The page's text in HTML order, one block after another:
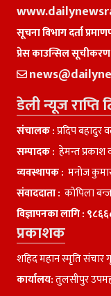
सूचना विभाग दर्ता
प्रेस काउन्सिल सूचीकरण
डेली न्यूज राप्ति
संचालक :प्रदिप बहादुर
सम्पादक : हेमन्त प्रकाश
व्यवस्थापक : मनाेज
संवाददाता : काेपिला
विज्ञापनका लागि :
प्रकाशक
शहिद महान स्मृति संचार
कार्यालय:तुलसीपुर